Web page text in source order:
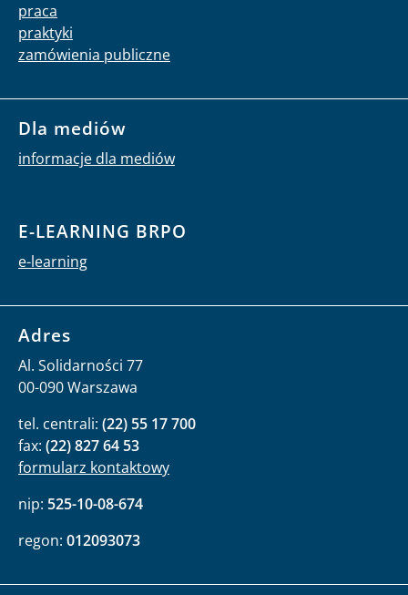
praca
praktyki
zamówienia publiczne
Dla mediów
informacje dla mediów
E-LEARNING BRPO
e-learning
Adres
Al. Solidarności 77
00-090 Warszawa
tel. centrali: (22) 55 17 700
fax: (22) 827 64 53
formularz kontaktowy
nip: 525-10-08-674
regon: 012093073